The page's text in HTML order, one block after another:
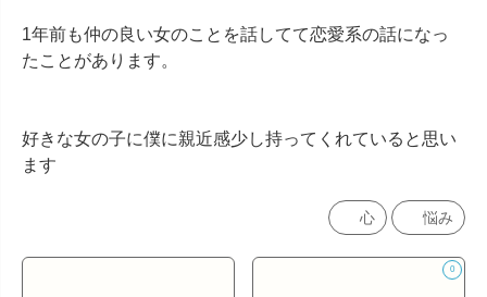
1年前も仲の良い女のことを話してて恋愛系の話になっ
たことがあります。
好きな女の子に僕に親近感少し持ってくれていると思い
ます
心 悩み
0